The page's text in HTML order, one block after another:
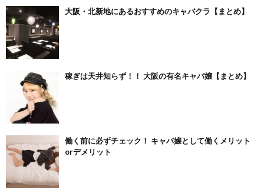
大阪・北新地にあるおすすめのキャバクラ【まとめ】
稼ぎは天井知らず！！ 大阪の有名キャバ嬢【まとめ】
働く前に必ずチェック！ キャバ嬢として働くメリット
orデメリット